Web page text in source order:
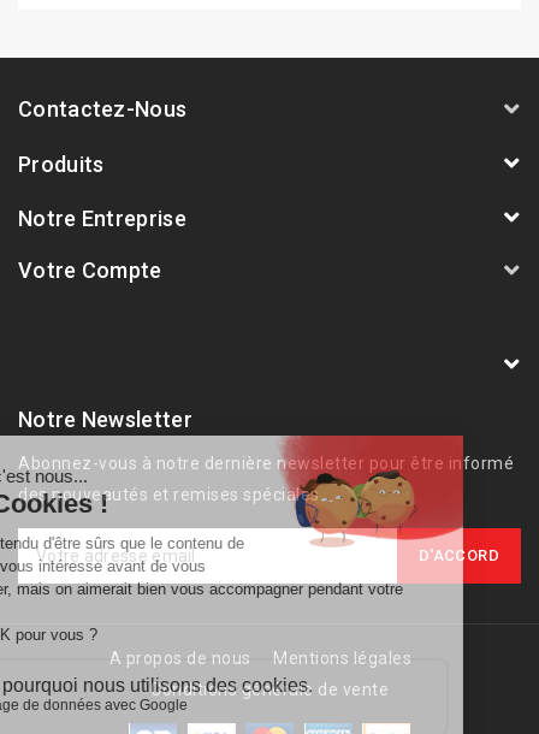
Contactez-Nous
Produits
Notre Entreprise
Votre Compte
Notre Newsletter
Abonnez-vous à notre dernière newsletter pour être informé
des nouveautés et remises spéciales.
A propos de nous
Mentions légales
Conditions générale de vente